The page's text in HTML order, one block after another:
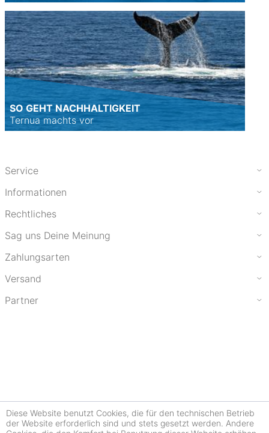
SO GEHT NACHHALTIGKEIT
Ternua machts vor
Service
Informationen
Rechtliches
Sag uns Deine Meinung
Zahlungsarten
Versand
Partner
Diese Website benutzt Cookies, die für den technischen Betrieb
der Website erforderlich sind und stets gesetzt werden. Andere